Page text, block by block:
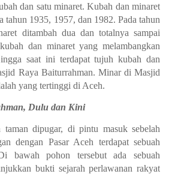
dan satu minaret. Kubah dan minaret
tahun 1935, 1957, dan 1982. Pada tahun
ditambah dua dan totalnya sampai
dan minaret yang melambangkan
saat ini terdapat tujuh kubah dan
Raya Baiturrahman. Minar di Masjid
yang tertinggi di Aceh.
Dulu dan Kini
taman dipugar, di pintu masuk sebelah
dengan Pasar Aceh terdapat sebuah
bawah pohon tersebut ada sebuah
bukti sejarah perlawanan rakyat